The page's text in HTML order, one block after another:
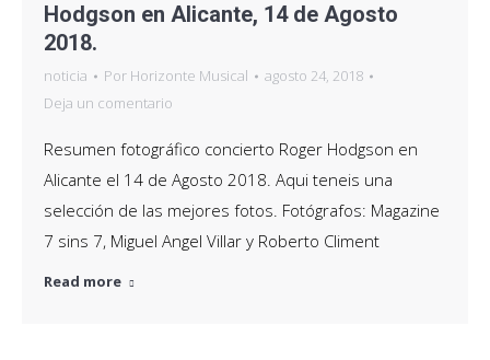
Hodgson en Alicante, 14 de Agosto
2018.
noticia Por Horizonte Musical
agosto 24, 2018
Deja un comentario
Resumen fotográfico concierto Roger Hodgson en
Alicante el 14 de Agosto 2018. Aqui teneis una
selección de las mejores fotos. Fotógrafos: Magazine
7 sins 7, Miguel Angel Villar y Roberto Climent
Read more